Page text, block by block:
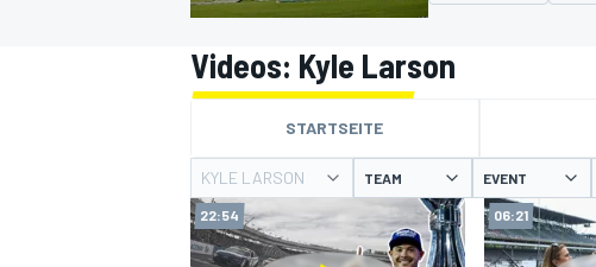
MOTOGP
Videos: Kyle Larson
STARTSEITE
KYLE LARSON TEAM EVENT
22:54 06:21